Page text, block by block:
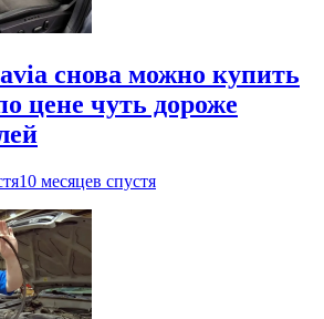
снова можно купить
цене чуть дороже
10 месяцев спустя